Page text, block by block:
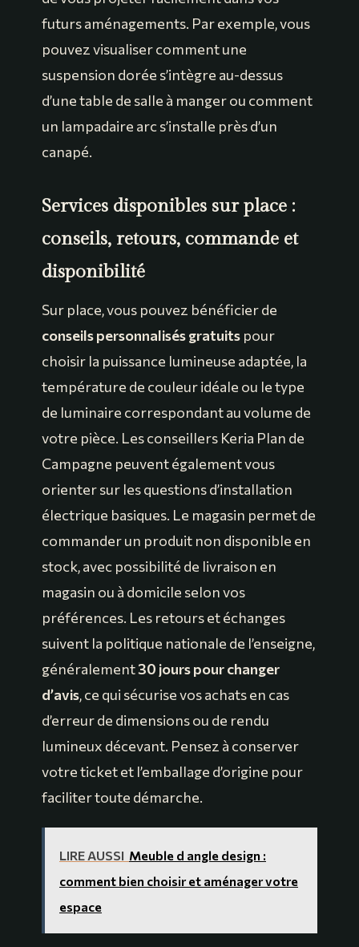
futurs aménagements. Par exemple, vous
pouvez visualiser comment une
suspension dorée s’intègre au-dessus
d’une table de salle à manger ou comment
un lampadaire arc s’installe près d’un
canapé.
Services disponibles sur place :
conseils, retours, commande et
disponibilité
Sur place, vous pouvez bénéficier de
conseils personnalisés gratuits pour
choisir la puissance lumineuse adaptée, la
température de couleur idéale ou le type
de luminaire correspondant au volume de
votre pièce. Les conseillers Keria Plan de
Campagne peuvent également vous
orienter sur les questions d’installation
électrique basiques. Le magasin permet de
commander un produit non disponible en
stock, avec possibilité de livraison en
magasin ou à domicile selon vos
préférences. Les retours et échanges
suivent la politique nationale de l’enseigne,
généralement30 jours pour changer
d’avis, ce qui sécurise vos achats en cas
d’erreur de dimensions ou de rendu
lumineux décevant. Pensez à conserver
votre ticket et l’emballage d’origine pour
faciliter toute démarche.
LIRE AUSSI Meuble d angle design :
comment bien choisir et aménager votre
espace